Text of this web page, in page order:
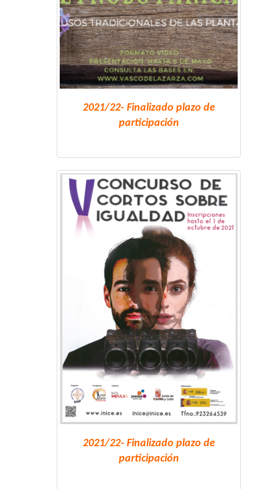
2021/22- Finalizado plazo de
participación
2021/22- Finalizado plazo de
participación